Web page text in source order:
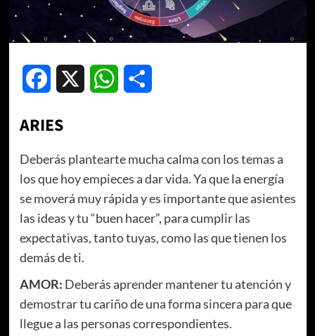
Facebook WhatsApp
ARIES
Deberás plantearte mucha calma con los temas a
los que hoy empieces a dar vida. Ya que la energía
se moverá muy rápida y es importante que asientes
las ideas y tu “buen hacer”, para cumplir las
expectativas, tanto tuyas, como las que tienen los
demás de ti.
AMOR: Deberás aprender mantener tu atención y
demostrar tu cariño de una forma sincera para que
llegue a las personas correspondientes.